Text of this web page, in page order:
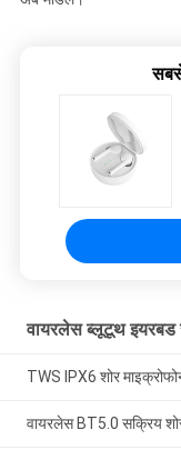
वायरलेस ब्लूटूथ इयरबड
TWS IPX6 शोर
वायरलेस BT5.0 सक्रिय